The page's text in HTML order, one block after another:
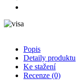
Popis
Detaily produktu
Ke stažení
Recenze (0)